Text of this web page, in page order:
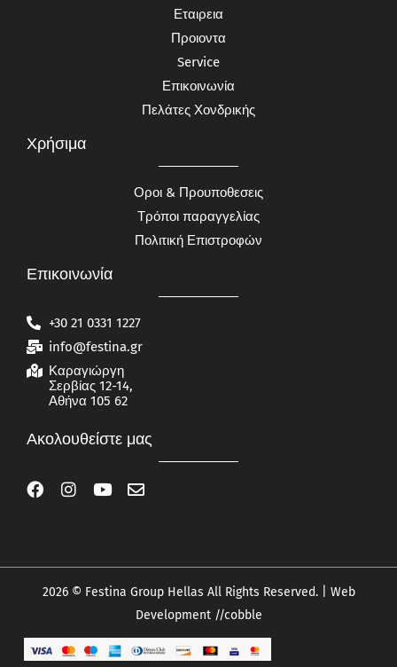
Εταιρεια
Προιοντα
Service
Επικοινωνία
Πελάτες Χονδρικής
Χρήσιμα
Οροι & Προυποθεσεις
Τρόποι παραγγελίας
Πολιτική Επιστροφών
Επικοινωνία
+30 21 0331 1227
info@festina.gr
Καραγιώργη
Σερβίας 12-14,
Αθήνα 105 62
Ακολουθείστε μας
2026 © Festina Group Hellas All Rights Reserved. | Web
Development//cobble